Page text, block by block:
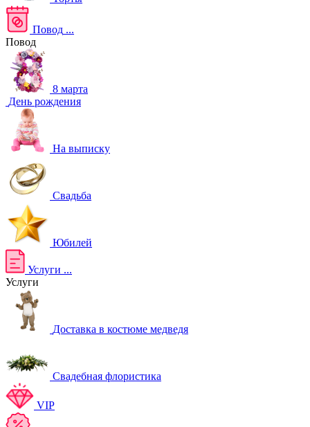
Повод ...
Повод
8 марта
День рождения
На выписку
Свадьба
Юбилей
Услуги ...
Услуги
Доставка в костюме медведя
Свадебная флористика
VIP